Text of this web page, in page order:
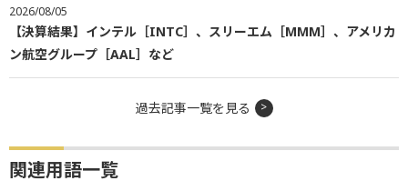
2026/08/05
【決算結果】インテル［INTC］、スリーエム［MMM］、アメリカ
ン航空グループ［AAL］など
過去記事一覧を見る
関連用語一覧